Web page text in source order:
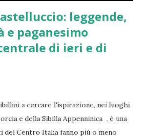
leggende,
paganesimo
di ieri e di
a cercare l'ispirazione, nei luoghi
e della Sibilla Appenninica , é una
del Centro Italia fanno più o meno